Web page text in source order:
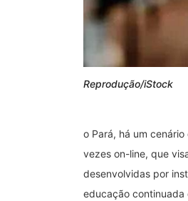
Reprodução/iStock
o Pará, há um
vezes on-line, que
desenvolvidas por
educação continuada